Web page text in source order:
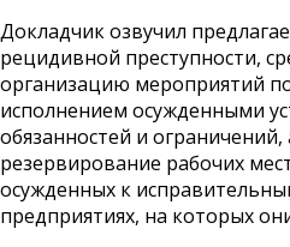
Докладчик озвучил
рецидивной преступности,
организацию мероприятий
исполнением осужденными
обязанностей и
резервирование рабочих
осужденных к
предприятиях, на которых